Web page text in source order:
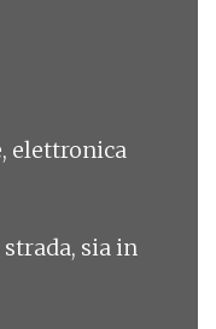
elettronica
sia in